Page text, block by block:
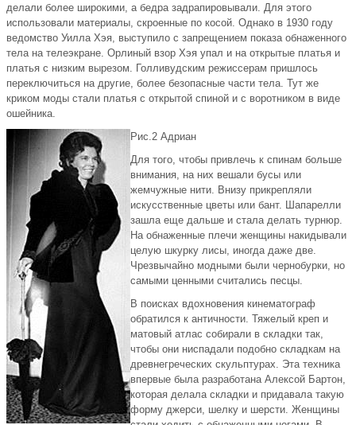
делали более широкими, а бедра задрапировывали. Для этого
использовали материалы, скроенные по косой. Однако в 1930 году
ведомство Уилла Хэя, выступило с запрещением показа обнаженного
тела на телеэкране. Орлиный взор Хэя упал и на открытые платья и
платья с низким вырезом. Голливудским режиссерам пришлось
переключиться на другие, более безопасные части тела. Тут же
криком моды стали платья с открытой спиной и с воротником в виде
ошейника.
Рис.2 Адриан
Для того, чтобы привлечь к спинам больше
внимания, на них вешали бусы или
жемчужные нити. Внизу прикрепляли
искусственные цветы или бант. Шапарелли
зашла еще дальше и стала делать турнюр.
На обнаженные плечи женщины накидывали
целую шкурку лисы, иногда даже две.
Чрезвычайно модными были чернобурки, но
самыми ценными считались песцы.
В поисках вдохновения кинематограф
обратился к античности. Тяжелый креп и
матовый атлас собирали в складки так,
чтобы они ниспадали подобно складкам на
древнегреческих скульптурах. Эта техника
впервые была разработана Алексой Бартон,
которая делала складки и придавала такую
форму джерси, шелку и шерсти. Женщины